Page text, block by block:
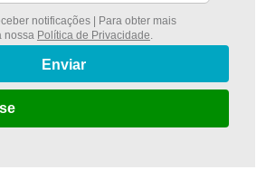
notificações | Para obter mais
nossa Política de Privacidade
Enviar